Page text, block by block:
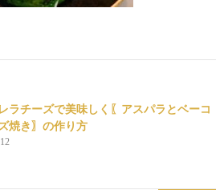
ラチーズで美味しく〖アスパラとベーコ
焼き〗の作り方